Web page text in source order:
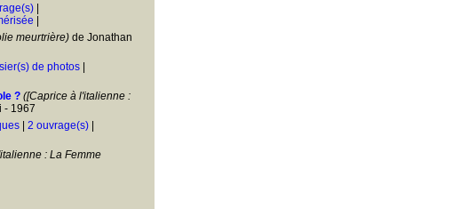
meurtrière) de Jonathan
de photos
? ([Caprice à l'italienne :
- 1967
2 ouvrage(s)
: La Femme